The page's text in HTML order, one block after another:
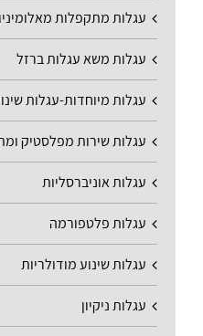
עגלות מתקפלות
עגלות משא עגלות ברזל
עגלות מיוחדות-עגלות
עגלות שירות מפלסטיק
עגלות אוניברסליות
עגלות פלטפורמה
עגלות שינוע מודולריות
עגלות ניקיון